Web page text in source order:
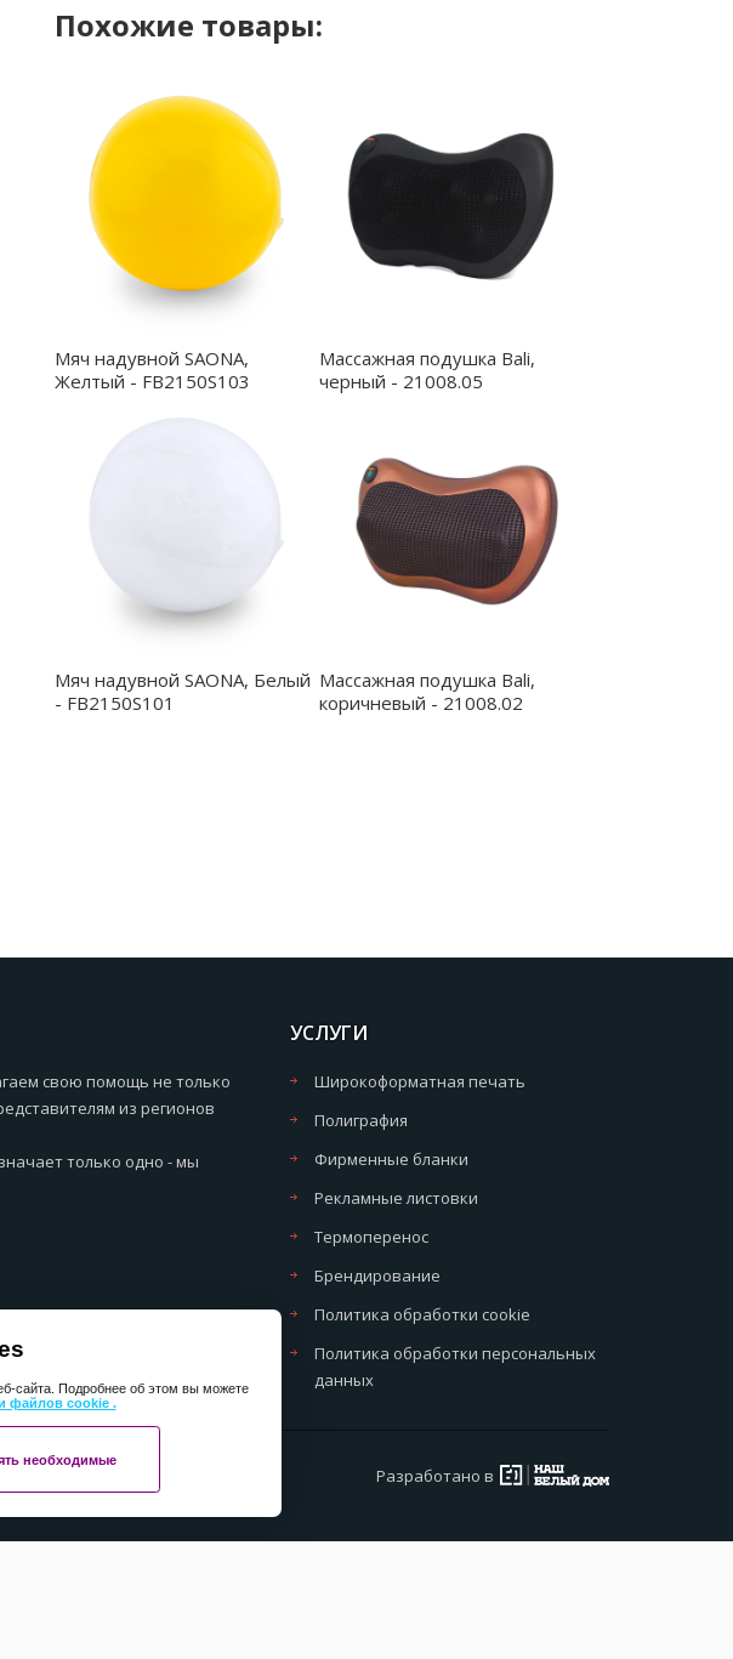
сайта. Подробнее об этом вы можете
файлов cookie .
необходимые
Похожие товары:
Мяч надувной SAONA,
Желтый - FB2150S103
Массажная подушка Bali,
черный - 21008.05
Мяч надувной SAONA, Белый
- FB2150S101
Массажная подушка Bali,
коричневый - 21008.02
свою помощь не только
из регионов
только одно - мы
УСЛУГИ
Широкоформатная печать
Полиграфия
Фирменные бланки
Рекламные листовки
Термоперенос
Брендирование
Политика обработки cookie
Политика обработки персональных
данных
Разработано в